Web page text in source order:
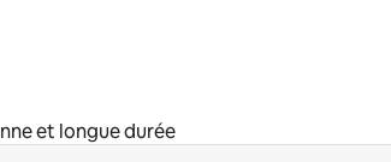
et longue durée